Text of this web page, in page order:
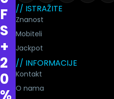
F
S
+
2
0
// ISTRAŽITE
Znanost
Mobiteli
Jackpot
// INFORMACIJE
Kontakt
O nama